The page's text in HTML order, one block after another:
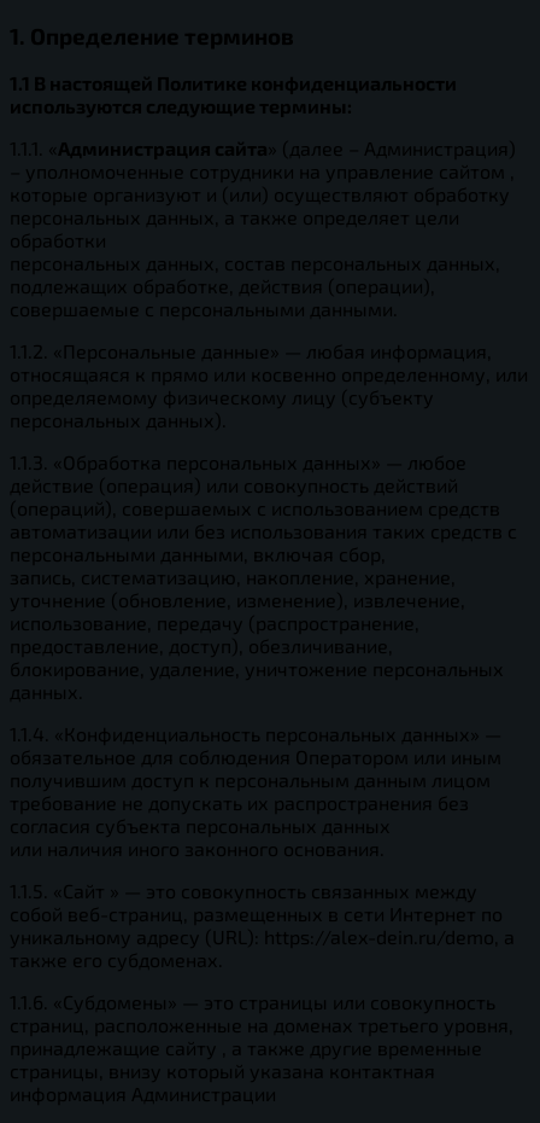
1. Определение терминов
1.1 В настоящей Политике конфиденциальности
используются следующие термины:
1.1.1. « Администрация сайта» (далее – Администрация)
– уполномоченные сотрудники на управление сайтом ,
которые организуют и (или) осуществляют обработку
персональных данных, а также определяет цели
обработки
персональных данных, состав персональных данных,
подлежащих обработке, действия (операции),
совершаемые с персональными данными.
1.1.2. «Персональные данные» — любая информация,
относящаяся к прямо или косвенно определенному, или
определяемому физическому лицу (субъекту
персональных данных).
1.1.3. «Обработка персональных данных» — любое
действие (операция) или совокупность действий
(операций), совершаемых с использованием средств
автоматизации или без использования таких средств с
персональными данными, включая сбор,
запись, систематизацию, накопление, хранение,
уточнение (обновление, изменение), извлечение,
использование, передачу (распространение,
предоставление, доступ), обезличивание,
блокирование, удаление, уничтожение персональных
данных.
1.1.4. «Конфиденциальность персональных данных» —
обязательное для соблюдения Оператором или иным
получившим доступ к персональным данным лицом
требование не допускать их распространения без
согласия субъекта персональных данных
или наличия иного законного основания.
1.1.5. «Сайт » — это совокупность связанных между
собой веб-страниц, размещенных в сети Интернет по
уникальному адресу (URL): https://alex-dein.ru/demo, а
также его субдоменах.
1.1.6. «Субдомены» — это страницы или совокупность
страниц, расположенные на доменах третьего уровня,
принадлежащие сайту , а также другие временные
страницы, внизу который указана контактная
информация Администрации